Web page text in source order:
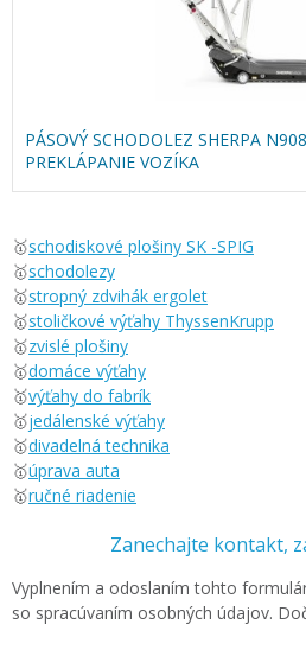
PÁSOVÝ SCHODOLEZ SHERPA
PREKLÁPANIE VOZÍKA
🥇schodiskové plošiny SK -SPIG
🥇schodolezy
🥇stropný zdvihák ergolet
🥇stoličkové výťahy ThyssenKrupp
🥇zvislé plošiny
🥇domáce výťahy
🥇výťahy do fabrík
🥇jedálenské výťahy
🥇divadelná technika
🥇úprava auta
🥇ručné riadenie
Zanechajte kontakt,
Vyplnením a odoslaním tohto
so spracúvaním osobných údajov.